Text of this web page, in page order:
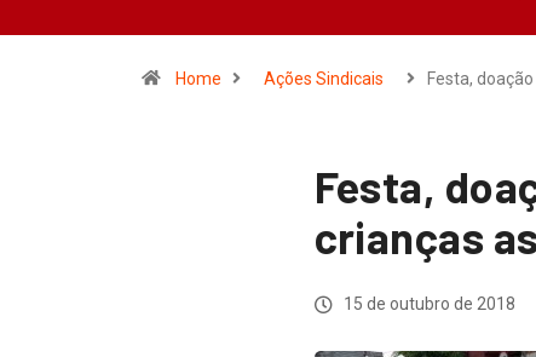
Home Ações Sindicais Festa, doação
Festa,
crianças
15 de outubro de 2018